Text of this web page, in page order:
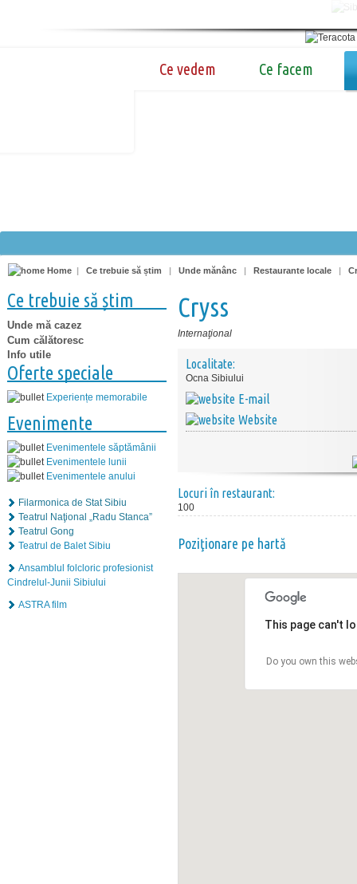
Ce vedem Ce facem
Home | Ce trebuie să știm | Unde mănânc | Restaurante locale |
Ce trebuie să știm
Unde mă cazez
Cum călătoresc
Info utile
Oferte speciale
Experiențe memorabile
Evenimente
Evenimentele săptămânii
Evenimentele lunii
Evenimentele anului
Filarmonica de Stat Sibiu
Teatrul Naţional „Radu Stanca”
Teatrul Gong
Teatrul de Balet Sibiu
Ansamblul folcloric profesionist
Cindrelul-Junii Sibiului
ASTRA film
Cryss
Internaţional
Localitate:
Ocna Sibiului
E-mail
Website
Locuri în restaurant:
100
Poziţionare pe hartă
This page can't
Do you own this